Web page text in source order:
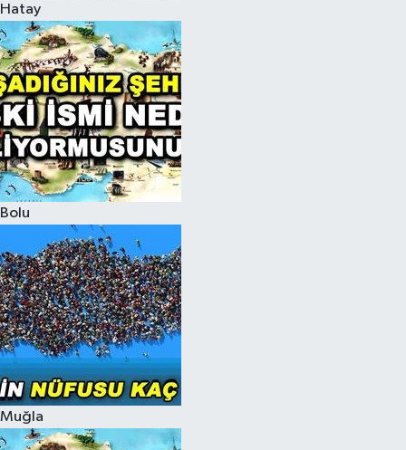
Hatay
Bolu
Muğla